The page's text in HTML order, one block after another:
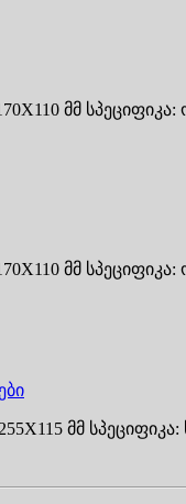
მმ
მმ
მმ